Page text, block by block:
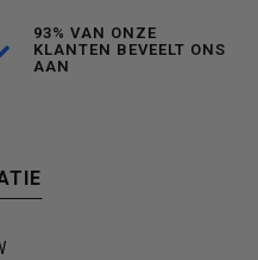
93% VAN ONZE
KLANTEN BEVEELT ONS
AAN